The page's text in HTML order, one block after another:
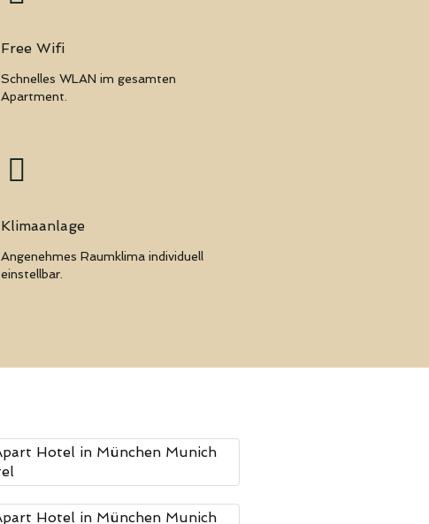
Free Wifi
Schnelles WLAN im gesamten
Apartment.
Klimaanlage
Angenehmes Raumklima individuell
einstellbar.